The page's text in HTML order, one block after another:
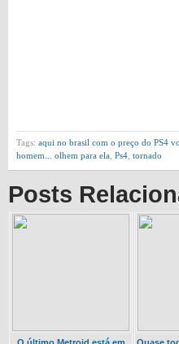
Tags: aqui no brasil com o preço do PS4
homem... olhem para ela Ps4 tornado
Posts